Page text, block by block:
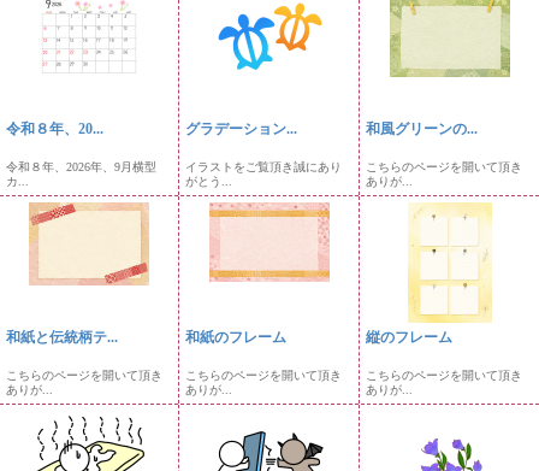
令和８年、20...
令和８年、2026年、9月横型
カ...
グラデーション...
イラストをご覧頂き誠にあり
がとう...
和風グリーンの...
こちらのページを開いて頂き
ありが...
和紙と伝統柄テ...
こちらのページを開いて頂き
ありが...
和紙のフレーム
こちらのページを開いて頂き
ありが...
縦のフレーム
こちらのページを開いて頂き
ありが...